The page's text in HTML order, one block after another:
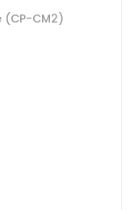
CM2)